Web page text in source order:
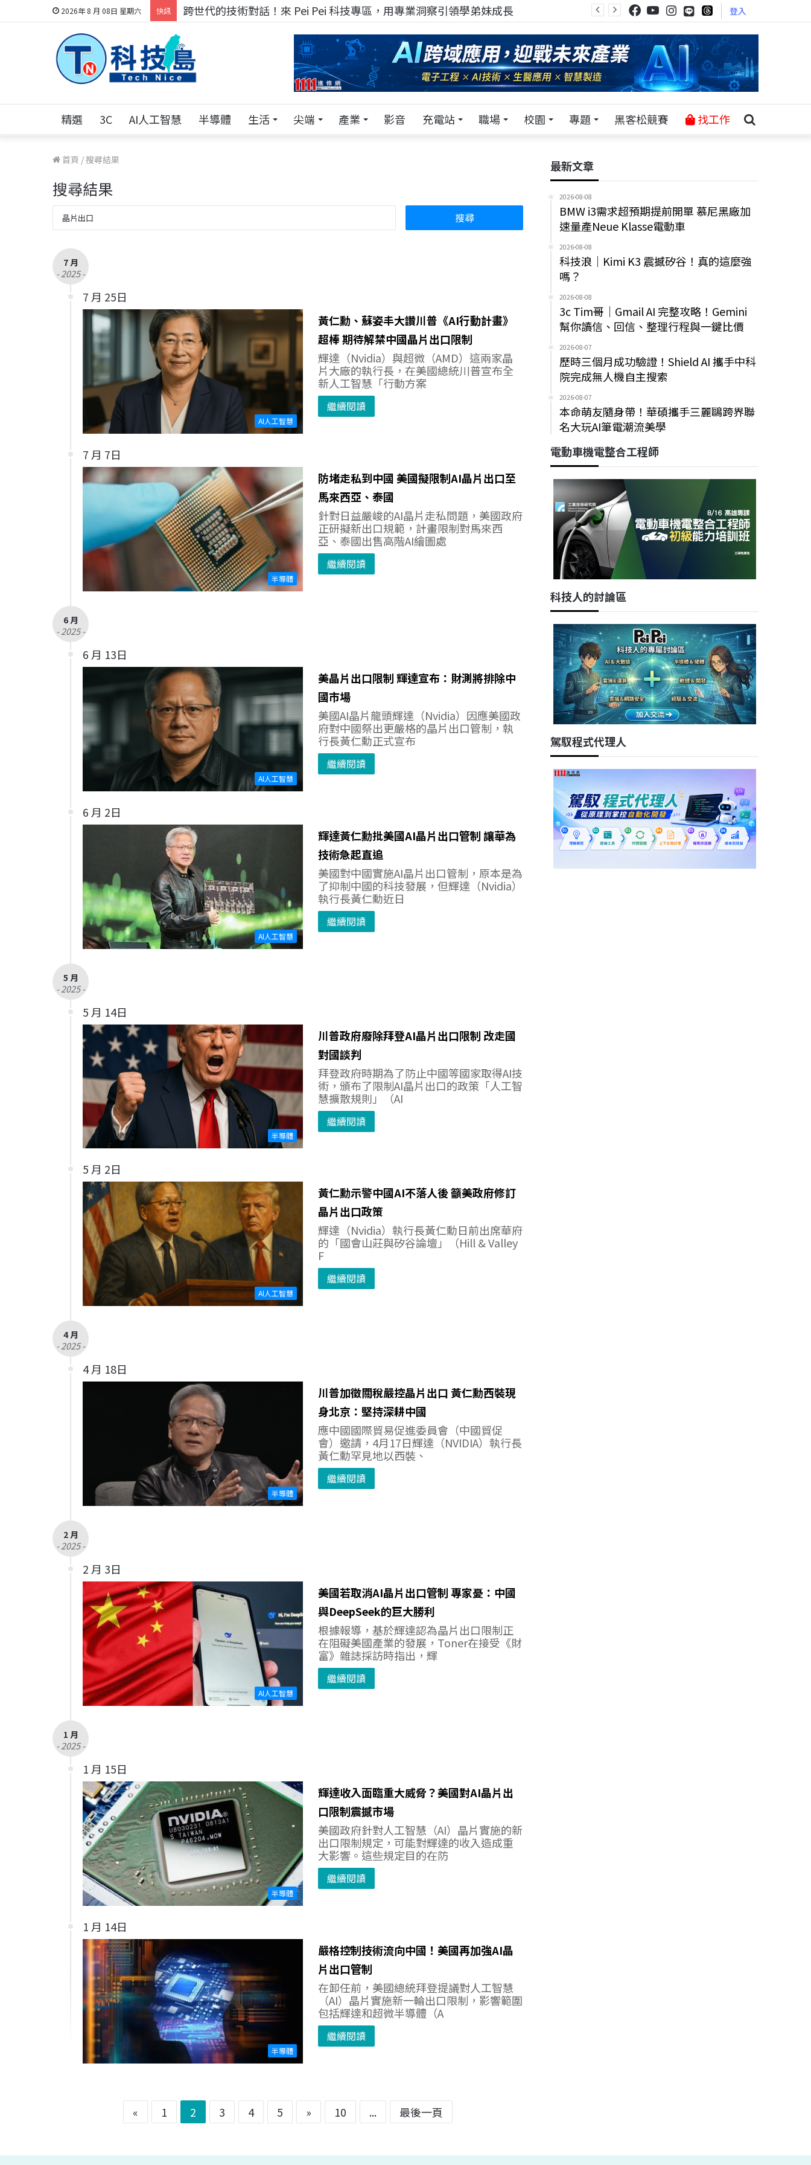
2026年 8 月 08日 星期六 快訊 科技人的經驗傳承地！在 Pei Pei 科技專區，與學弟妹交流最硬核的技術 登入
精選 3C AI人工智慧 半導體 生活 尖端 產業 影音 充電站 職場 校園 專題 黑客松競賽 找工作
首頁 /搜尋結果
搜尋結果
7 月
- 2025 -
7 月 25日
AI人工智慧
黃仁勳、蘇姿丰大讚川普《AI行動計畫》
超棒 期待解禁中國晶片出口限制
輝達（Nvidia）與超微（AMD）這兩家晶
片大廠的執行長，在美國總統川普宣布全
新人工智慧「行動方案
繼續閱讀
7 月 7日
半導體
防堵走私到中國 美國擬限制AI晶片出口至
馬來西亞、泰國
針對日益嚴峻的AI晶片走私問題，美國政府
正研擬新出口規範，計畫限制對馬來西
亞、泰國出售高階AI繪圖處
繼續閱讀
6 月
- 2025 -
6 月 13日
AI人工智慧
美晶片出口限制 輝達宣布：財測將排除中
國市場
美國AI晶片龍頭輝達（Nvidia）因應美國政
府對中國祭出更嚴格的晶片出口管制，執
行長黃仁勳正式宣布
繼續閱讀
6 月 2日
AI人工智慧
輝達黃仁勳批美國AI晶片出口管制 讓華為
技術急起直追
美國對中國實施AI晶片出口管制，原本是為
了抑制中國的科技發展，但輝達（Nvidia）
執行長黃仁勳近日
繼續閱讀
5 月
- 2025 -
5 月 14日
半導體
川普政府廢除拜登AI晶片出口限制 改走國
對國談判
拜登政府時期為了防止中國等國家取得AI技
術，頒布了限制AI晶片出口的政策「人工智
慧擴散規則」（AI
繼續閱讀
5 月 2日
AI人工智慧
黃仁勳示警中國AI不落人後 籲美政府修訂
晶片出口政策
輝達（Nvidia）執行長黃仁勳日前出席華府
的「國會山莊與矽谷論壇」（Hill & Valley
F
繼續閱讀
4 月
- 2025 -
4 月 18日
半導體
川普加徵關稅嚴控晶片出口 黃仁勳西裝現
身北京：堅持深耕中國
應中國國際貿易促進委員會（中國貿促
會）邀請，4月17日輝達（NVIDIA）執行長
黃仁勳罕見地以西裝、
繼續閱讀
2 月
- 2025 -
2 月 3日
AI人工智慧
美國若取消AI晶片出口管制 專家憂：中國
與DeepSeek的巨大勝利
根據報導，基於輝達認為晶片出口限制正
在阻礙美國產業的發展，Toner在接受《財
富》雜誌採訪時指出，輝
繼續閱讀
1 月
- 2025 -
1 月 15日
半導體
輝達收入面臨重大威脅？美國對AI晶片出
口限制震撼市場
美國政府針對人工智慧（AI）晶片實施的新
出口限制規定，可能對輝達的收入造成重
大影響。這些規定目的在防
繼續閱讀
1 月 14日
半導體
嚴格控制技術流向中國！美國再加強AI晶
片出口管制
在卸任前，美國總統拜登提議對人工智慧
（AI）晶片實施新一輪出口限制，影響範圍
包括輝達和超微半導體（A
繼續閱讀
« 1 2 3 4 5 » 10 ... 最後一頁
最新文章
2026-08-08
BMW i3需求超預期提前開單 慕尼黑廠加
速量產Neue Klasse電動車
2026-08-08
科技浪｜Kimi K3 震撼矽谷！真的這麼強
嗎？
2026-08-08
3c Tim哥｜Gmail AI 完整攻略！Gemini
幫你讀信、回信、整理行程與一鍵比價
2026-08-07
歷時三個月成功驗證！Shield AI 攜手中科
院完成無人機自主搜索
2026-08-07
本命萌友隨身帶！華碩攜手三麗鷗跨界聯
名大玩AI筆電潮流美學
電動車機電整合工程師
科技人的討論區
駕馭程式代理人